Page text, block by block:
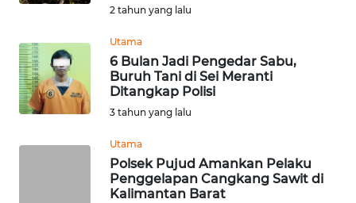
2 tahun yang lalu
Utama
6 Bulan Jadi Pengedar Sabu,
Buruh Tani di Sei Meranti
Ditangkap Polisi
3 tahun yang lalu
Utama
Polsek Pujud Amankan Pelaku
Penggelapan Cangkang Sawit di
Kalimantan Barat
DISCLAIMER
Wahana
Regional